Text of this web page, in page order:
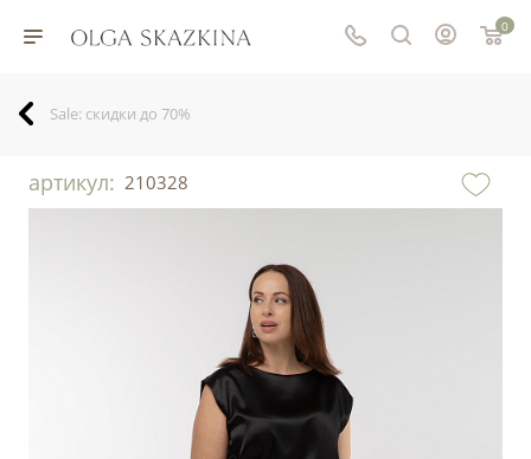
0
Sale: скидки до 70%
артикул: 210328